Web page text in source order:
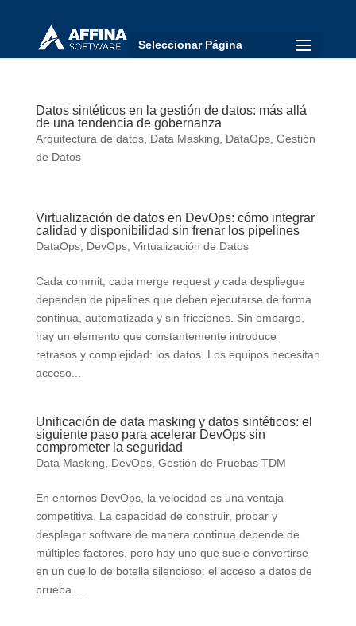
Seleccionar Página
Datos sintéticos en la gestión de datos: más allá
de una tendencia de gobernanza
Arquitectura de datos, Data Masking DataOps, Gestión
de Datos
Virtualización de datos en DevOps: cómo integrar
calidad y disponibilidad sin frenar los pipelines
DataOps, DevOps, Virtualización de Datos
Cada commit, cada merge request y cada despliegue
dependen de pipelines que deben ejecutarse de forma
continua, automatizada y sin fricciones. Sin embargo,
hay un elemento que constantemente introduce
retrasos y complejidad: los datos. Los equipos necesitan
acceso...
Unificación de data masking y datos sintéticos: el
siguiente paso para acelerar DevOps sin
comprometer la seguridad
Data Masking DevOps, Gestión de Pruebas TDM
En entornos DevOps, la velocidad es una ventaja
competitiva. La capacidad de construir, probar y
desplegar software de manera continua depende de
múltiples factores, pero hay uno que suele convertirse
en un cuello de botella silencioso: el acceso a datos de
prueba....